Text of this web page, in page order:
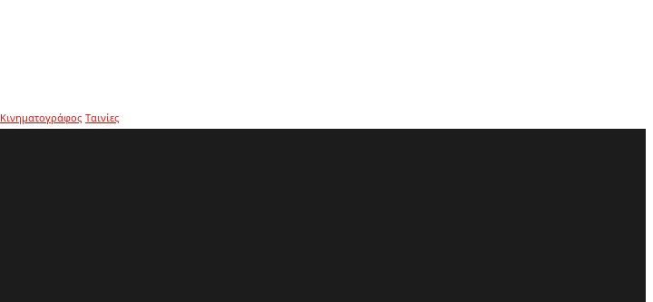
Κινηματογράφος Ταινίες